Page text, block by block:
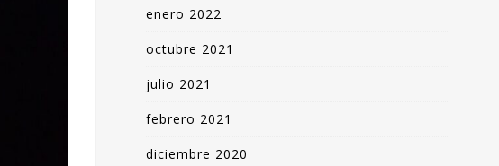
enero 2022
octubre 2021
julio 2021
febrero 2021
diciembre 2020